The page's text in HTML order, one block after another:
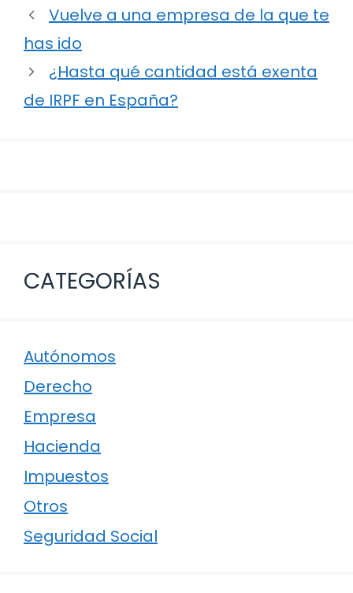
Navegación
de
Vuelve a una empresa de la que te
has ido
¿Hasta qué cantidad está exenta
de IRPF en España?
CATEGORÍAS
Autónomos
Derecho
Empresa
Hacienda
Impuestos
Otros
Seguridad Social